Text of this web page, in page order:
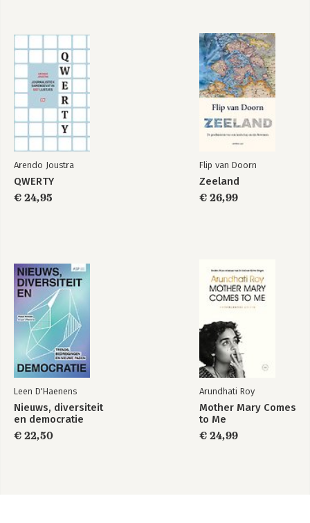
Arendo Joustra
QWERTY
€ 24,95
Flip van Doorn
Zeeland
€ 26,99
Leen D'Haenens
Nieuws, diversiteit
en democratie
€ 22,50
Arundhati Roy
Mother Mary Comes
to Me
€ 24,99